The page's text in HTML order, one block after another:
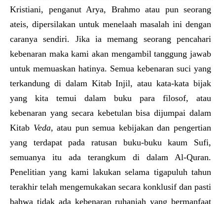
Kristiani, penganut Arya, Brahmo atau pun seorang
ateis, dipersilakan untuk menelaah masalah ini dengan
caranya sendiri. Jika ia memang seorang pencahari
kebenaran maka kami akan mengambil tanggung jawab
untuk memuaskan hatinya. Semua kebenaran suci yang
terkandung di dalam Kitab Injil, atau kata-kata bijak
yang kita temui dalam buku para filosof, atau
kebenaran yang secara kebetulan bisa dijumpai dalam
Kitab Veda, atau pun semua kebijakan dan pengertian
yang terdapat pada ratusan buku-buku kaum Sufi,
semuanya itu ada terangkum di dalam Al-Quran.
Penelitian yang kami lakukan selama tigapuluh tahun
terakhir telah mengemukakan secara konklusif dan pasti
bahwa tidak ada kebenaran ruhaniah yang bermanfaat